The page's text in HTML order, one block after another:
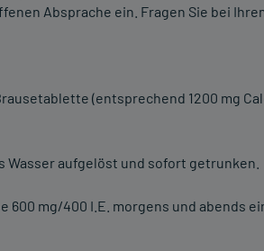
Absprache ein. Fragen Sie bei
(entsprechend 1200 mg
Wasser aufgelöst und sofort getrunken.
600 mg/400 I.E. morgens und abends